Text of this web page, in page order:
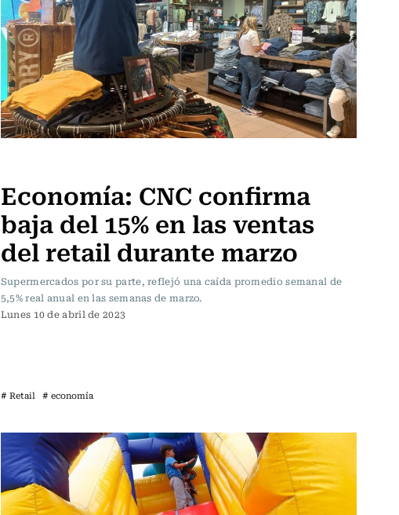
Economía: CNC confirma
baja del 15% en las ventas
del retail durante marzo
Supermercados por su parte, reflejó una caída promedio semanal de
5,5% real anual en las semanas de marzo.
Lunes 10 de abril de 2023
# Retail # economía